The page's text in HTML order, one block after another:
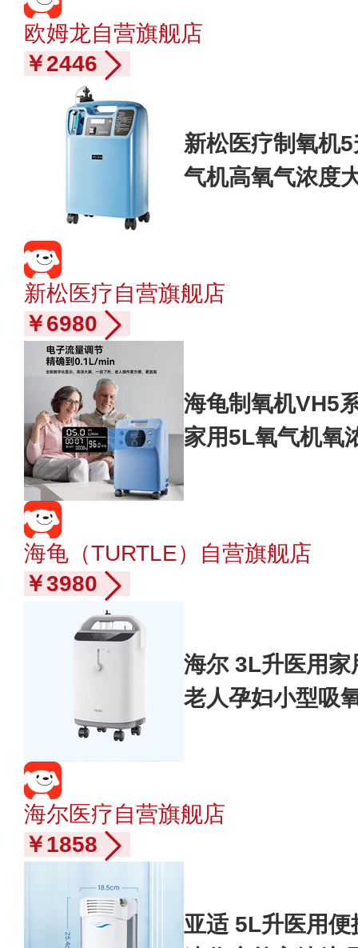
欧姆龙自营旗舰店
￥2446
新松医疗制氧机
气机高氧气浓度
新松医疗自营旗舰店
￥6980
海龟制氧机VH5
家用5L氧气机氧
海龟（TURTLE）自营旗舰店
￥3980
海尔 3L升医用
老人孕妇小型吸
海尔医疗自营旗舰店
￥1858
亚适 5L升医用